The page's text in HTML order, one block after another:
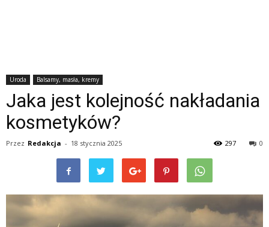
Uroda Balsamy, masła, kremy
Jaka jest kolejność nakładania
kosmetyków?
Przez Redakcja - 18 stycznia 2025 0
297